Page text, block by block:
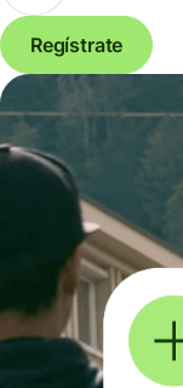
Regístrate